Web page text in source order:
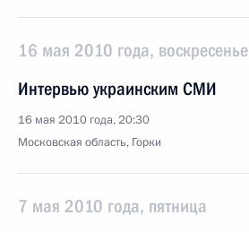
16 мая 2010 года, воскресенье
Интервью украинским СМИ
16 мая 2010 года, 20:30
Московская область, Горки
7 мая 2010 года, пятница